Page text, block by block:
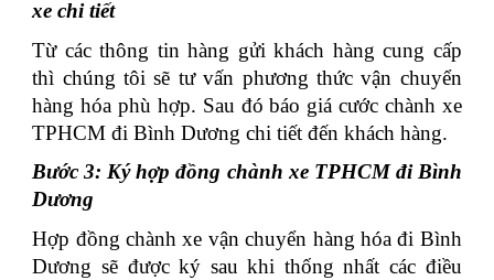
xe chi tiết
Từ các thông tin hàng gửi khách hàng cung cấp
thì chúng tôi sẽ tư vấn phương thức vận chuyển
hàng hóa phù hợp. Sau đó báo giá cước chành xe
TPHCM đi Bình Dương chi tiết đến khách hàng.
Bước 3: Ký hợp đồng chành xe TPHCM đi Bình
Dương
Hợp đồng chành xe vận chuyển hàng hóa đi Bình
Dương sẽ được ký sau khi thống nhất các điều